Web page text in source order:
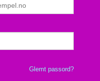
Glemt passord?